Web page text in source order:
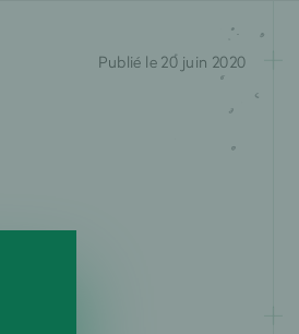
Publié le 20 juin 2020